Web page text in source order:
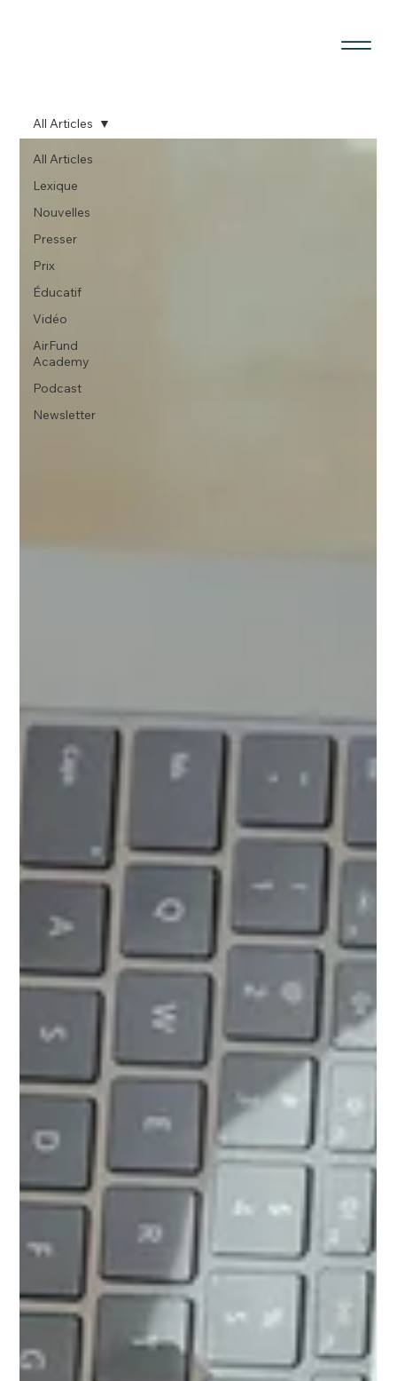
All Articles
Lexique
Nouvelles
Presser
Prix
Éducatif
Vidéo
AirFund
Academy
Podcast
Newsletter
All Articles